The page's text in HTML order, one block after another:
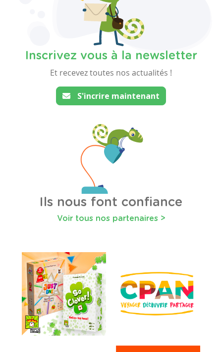
Inscrivez vous à la newsletter
Et recevez toutes nos actualités !
S'incrire maintenant
Ils nous font confiance
Voir tous nos partenaires >